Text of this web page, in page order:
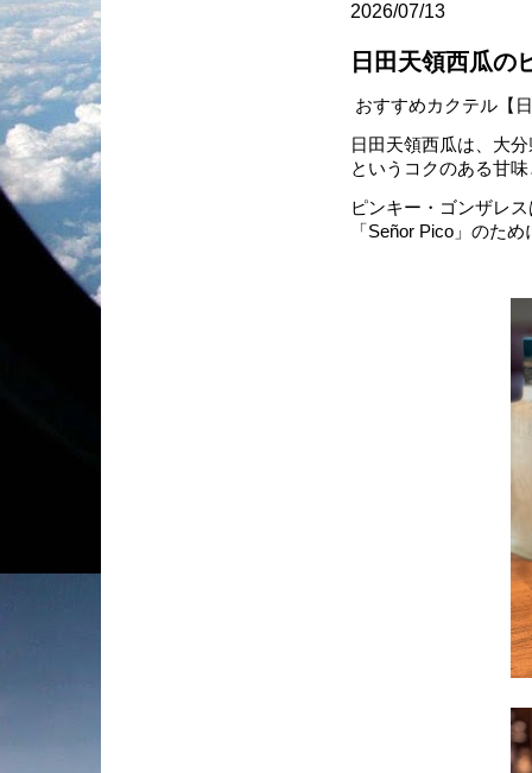
2026/07/13
日田天領西瓜の
おすすめカクテル【
日田天領西瓜は、大
というコクのある甘
ピンキー・ゴンザレ
「Señor Pico」のた